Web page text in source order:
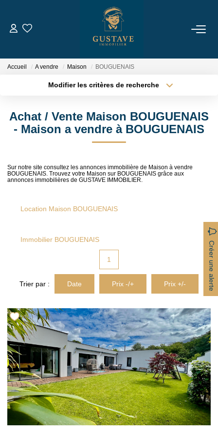
ACHETER
Notre Équipe
CONTACT
Accueil A vendre Maison BOUGUENAIS
Modifier les critères de recherche
Sélectionnez...
Type de bien
Surface min
Créer une alerte
Achat / Vente Maison BOUGUENAIS
- Maison a vendre à BOUGUENAIS
Sur notre site consultez les annonces immobilière de Maison à vendre
BOUGUENAIS. Trouvez votre Maison sur BOUGUENAIS grâce aux
annonces immobilières de GUSTAVE IMMOBILIER.
Location Maison BOUGUENAIS
Immobilier BOUGUENAIS
Créer une alerte
1
Trier par : Date Prix -/+ Prix +/-